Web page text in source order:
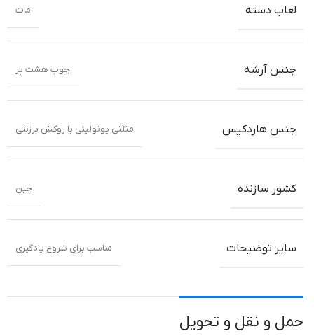
لعاب دسته مات
جنس آرشه چوب هشت پر
جنس هاردکیس مثلثی یونولیتی با روکش برزنتی
کشور سازنده چین
سایر توضیحات مناسب برای شروع یادگیری
حمل و نقل و تحویل